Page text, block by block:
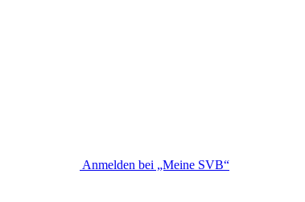
Anmelden bei „Meine SVB“